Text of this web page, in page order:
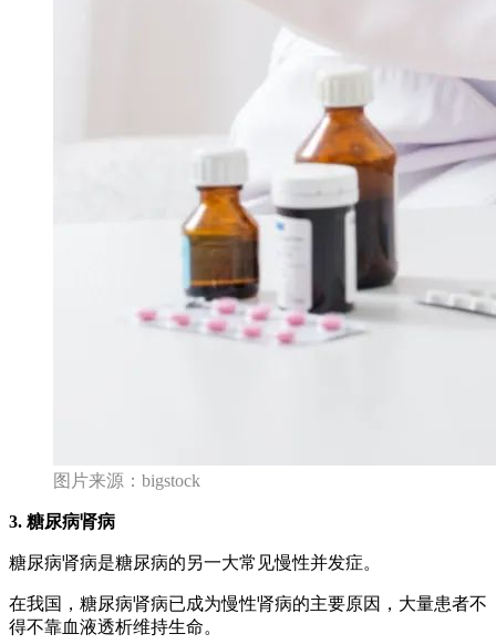
图片来源：bigstock
3. 糖尿病肾病
糖尿病肾病是糖尿病的另一大常见慢性并发症。
在我国，糖尿病肾病已成为慢性肾病的主要原因，大量患者不
得不靠血液透析维持生命。